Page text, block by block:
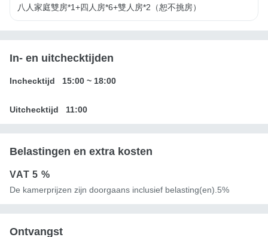
八人家庭雙房*1+四人房*6+雙人房*2（恕不挑房）
In- en uitchecktijden
Inchecktijd 15:00 ~ 18:00
Uitchecktijd 11:00
Belastingen en extra kosten
VAT5 %
De kamerprijzen zijn doorgaans inclusief belasting(en).5%
Ontvangst